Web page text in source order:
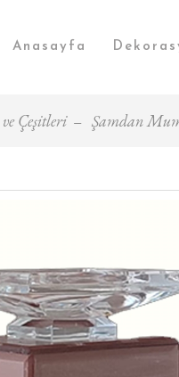
Anasayfa
Çeşitleri Şamdan